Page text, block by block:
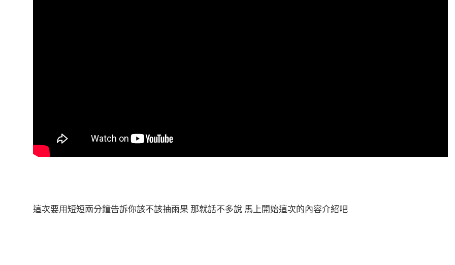
這次要用短短兩分鐘告訴你該不該抽雨果 那就話不多說 馬上開始這次的內容介紹吧